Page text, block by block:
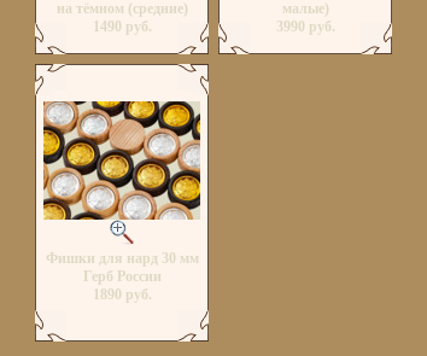
на тёмном (средние)
1490 руб.
малые)
3990 руб.
Фишки для нард 30 мм
Герб России
1890 руб.